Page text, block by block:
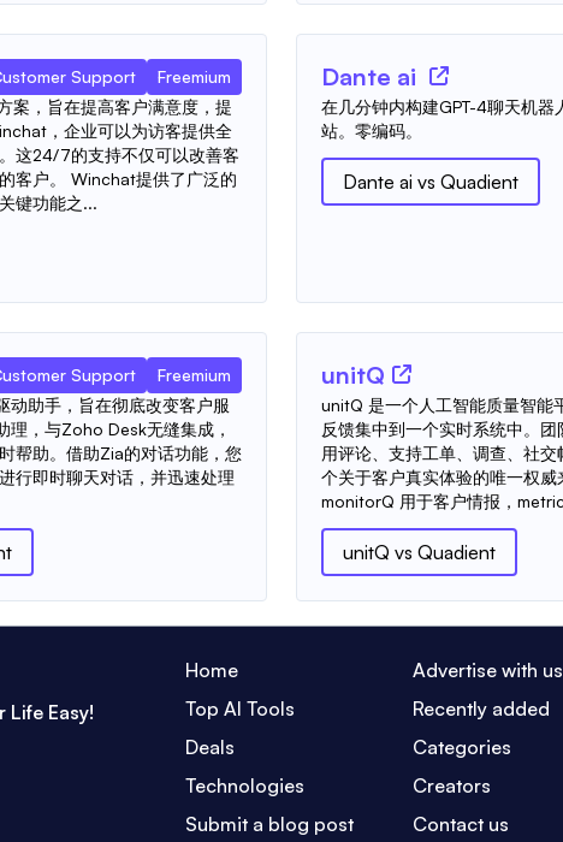
Support
Freemium
案，旨在提高客户满意度，提
，企业可以为访客提供全
这24/7的支持不仅可以改善客
客户。 Winchat提供了广泛的
键功能之...
Dante ai
在几分钟内构建GPT-4聊天机器
站。零编码。
Dante ai vs Quadient
Support
Freemium
助手，旨在彻底改变客户服
理，与Zoho Desk无缝集成，
帮助。借助Zia的对话功能，您
行即时聊天对话，并迅速处理
unitQ
unitQ 是一个人工智能质量智能
反馈集中到一个实时系统中。
用评论、支持工单、调查、社
个关于客户真实体验的唯一权威
monitorQ 用于客户情报，
unitQ vs Quadient
Life Easy!
Home Advertise with us
Top AI Tools
Recently added
Deals
Categories
Technologies
Creators
Submit a blog post
Contact us